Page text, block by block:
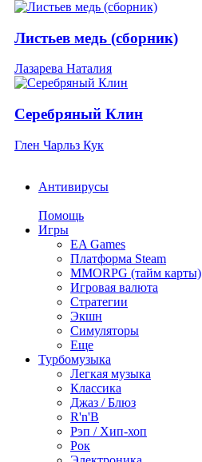
Листьев медь (сборник)
Лазарева Наталия
Серебряный Клин
Глен Чарльз Кук
Антивирусы
Помощь
Игры
EA Games
Платформа Steam
MMORPG (тайм карты)
Игровая валюта
Стратегии
Экшн
Симуляторы
Еще
Турбомузыка
Легкая музыка
Классика
Джаз / Блюз
R'n'B
Рэп / Хип-хоп
Рок